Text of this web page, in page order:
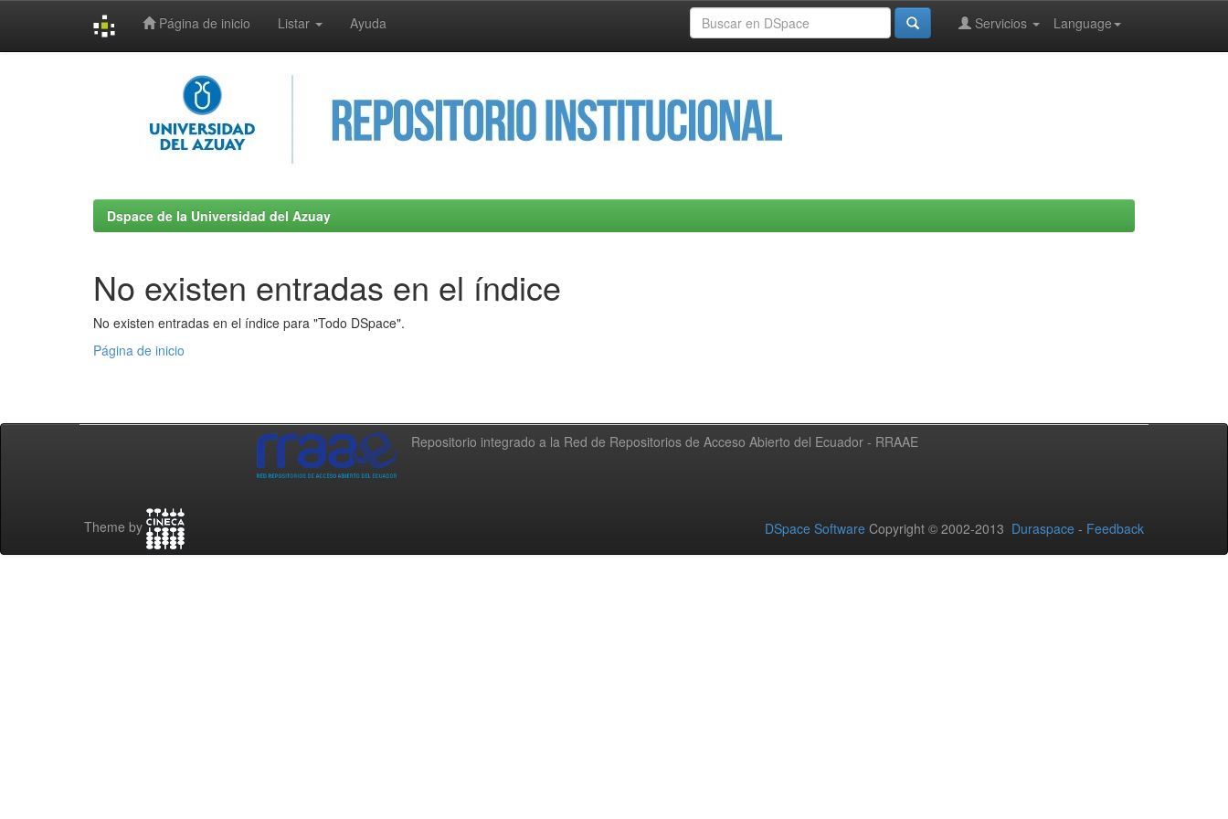
Página de inicio Listar Ayuda Language
Servicios
Dspace de la Universidad del Azuay
No existen entradas en el índice
No existen entradas en el índice para "Todo DSpace".
Página de inicio
Repositorio integrado a la Red de Repositorios de Acceso Abierto del Ecuador - RRAAE
Theme by DSpace Software Copyright © 2002-2013 Duraspace - Feedback